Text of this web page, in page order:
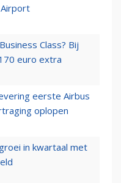
Class? Bij
euro extra
eerste Airbus
oplopen
in kwartaal met